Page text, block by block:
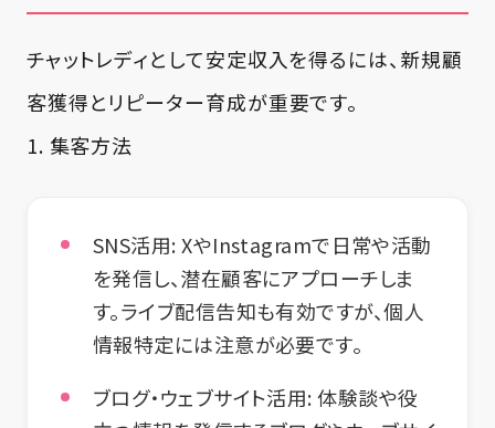
チャットレディとして安定収入を得るには、新規顧
客獲得とリピーター育成が重要です。
1. 集客方法
SNS活用:XやInstagramで日常や活動
を発信し、潜在顧客にアプローチしま
す。ライブ配信告知も有効ですが、個人
情報特定には注意が必要です。
ブログ・ウェブサイト活用:体験談や役